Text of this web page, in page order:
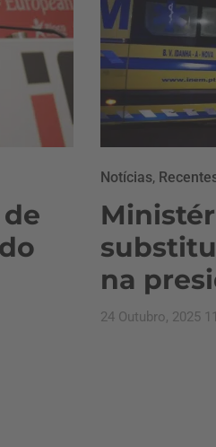
Notícias,
na
24 Outubro, 2025